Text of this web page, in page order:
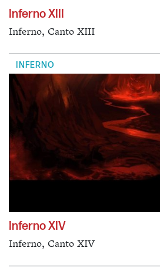
Inferno XIII
Inferno, Canto XIII
INFERNO
Inferno XIV
Inferno, Canto XIV